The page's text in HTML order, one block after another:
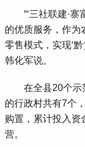
“‘三社联建·寨
的优质服务，作为
零售模式，实现‘
韩化军说。
在全县20个示范
的行政村共有7个
购置，累计投入资
营。